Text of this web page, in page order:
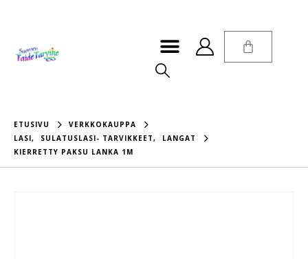
ETUSIVU
VERKKOKAUPPA
LASI, SULATUSLASI- TARVIKKEET,
LANGAT
KIERRETTY PAKSU LANKA 1M